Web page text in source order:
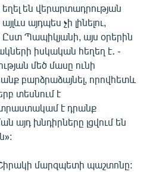
են վերարտադրության
այդպես չի լինելու,
Պապիկյանի, այս օրերին
իսկական հեղեղ է․ -
մեծ մասը ունի
բարձրաձայնել, որովհետև
տեսնում է
է դրանք
այդ խնդիրները լցվում են
մարզպետի պաշտոնը: